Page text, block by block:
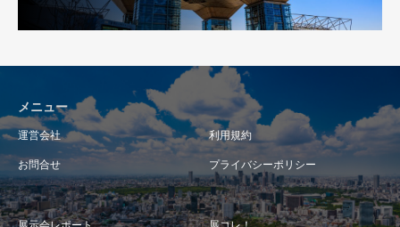
メニュー
運営会社 利用規約
お問合せ プライバシーポリシー